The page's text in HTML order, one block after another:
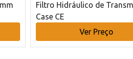
Filtro Hidráulico de
Case CE
Ver Preço